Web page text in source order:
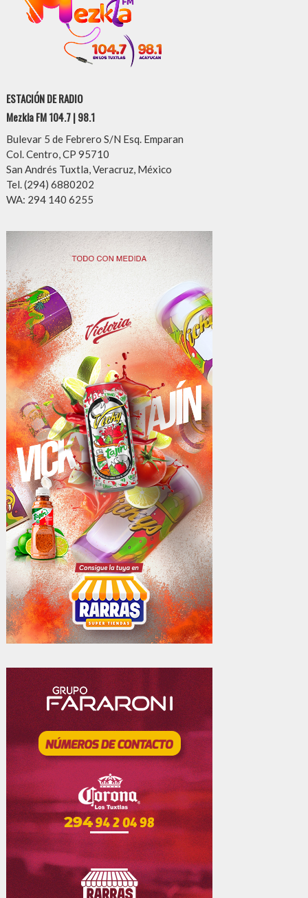
ESTACIÓN DE RADIO
Mezkla FM 104.7 | 98.1
Bulevar 5 de Febrero S/N Esq. Emparan
Col. Centro, CP 95710
San Andrés Tuxtla, Veracruz, México
Tel. (294) 6880202
WA: 294 140 6255